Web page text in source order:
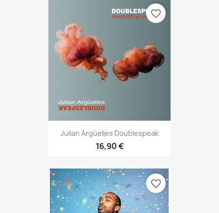
Julian Argüelles Doublespeak
16,90 €
favorite_border
favorite_border